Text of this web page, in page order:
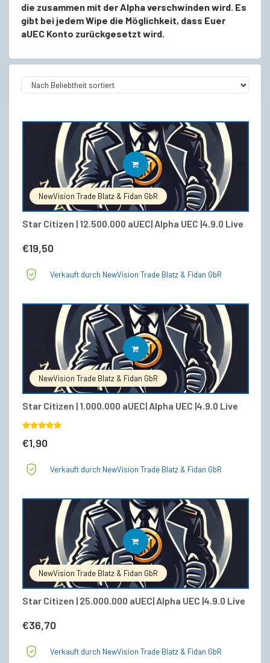
die zusammen mit der Alpha verschwinden wird. Es
gibt bei jedem Wipe die Möglichkeit, dass Euer
aUEC Konto zurückgesetzt wird.
NewVision Trade Blatz & Fidan GbR
Star Citizen | 12.500.000 aUEC| Alpha UEC |4.9.0 Live
€19,50
IN DEN WARENKORB
Verkauft durch NewVision Trade Blatz & Fidan GbR
NewVision Trade Blatz & Fidan GbR
Star Citizen | 1.000.000 aUEC| Alpha UEC |4.9.0 Live
mit5.00
€1,90
IN DEN WARENKORB
Verkauft durch NewVision Trade Blatz & Fidan GbR
NewVision Trade Blatz & Fidan GbR
Star Citizen | 25.000.000 aUEC| Alpha UEC |4.9.0 Live
€36,70
IN DEN WARENKORB
Verkauft durch NewVision Trade Blatz & Fidan GbR